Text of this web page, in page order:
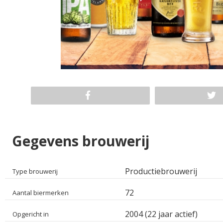
Gegevens brouwerij
Type brouwerij Productiebrouwerij
Aantal biermerken 72
Opgericht in 2004 (22 jaar actief)